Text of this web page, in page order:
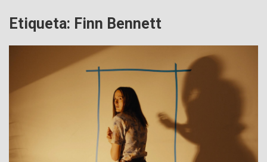
Etiqueta: Finn Bennett